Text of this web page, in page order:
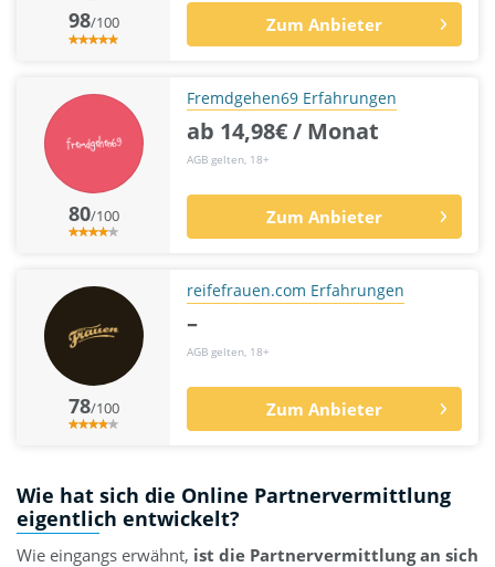
98/100 Zum Anbieter
80/100
Fremdgehen69 Erfahrungen
ab 14,98€ / Monat
AGB gelten, 18+
Zum Anbieter
78/100
reifefrauen.com Erfahrungen
–
AGB gelten, 18+
Zum Anbieter
Wie hat sich die Online Partnervermittlung
eigentlich entwickelt?
Wie eingangs erwähnt, ist die Partnervermittlung an sich